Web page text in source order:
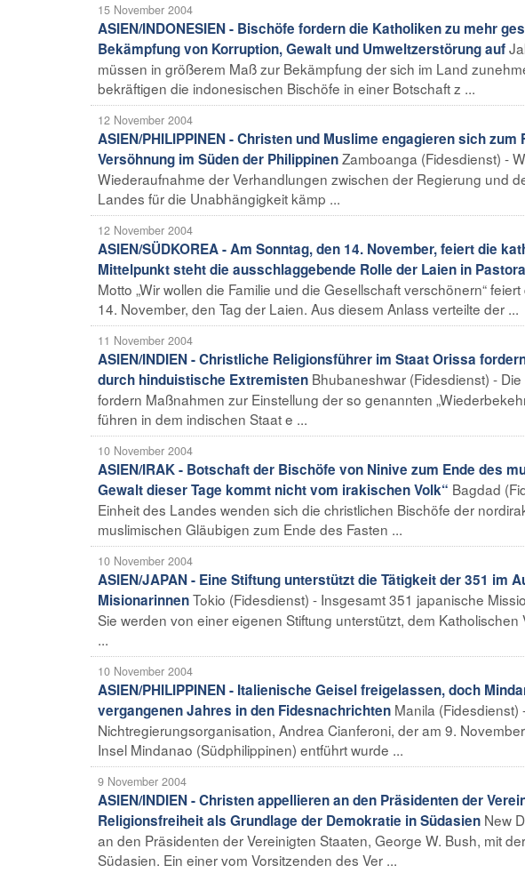
15 November 2004
ASIEN/INDONESIEN - Bischöfe fordern die Katholiken zu mehr
Bekämpfung von Korruption, Gewalt und Umweltzerstörung auf
müssen in größerem Maß zur Bekämpfung der sich im Land
bekräftigen die indonesischen Bischöfe in einer Botschaft z ...
12 November 2004
ASIEN/PHILIPPINEN - Christen und Muslime engagieren sich
Versöhnung im Süden der PhilippinenZamboanga (Fidesdienst) -
Wiederaufnahme der Verhandlungen zwischen der Regierung und
Landes für die Unabhängigkeit kämp ...
12 November 2004
ASIEN/SÜDKOREA - Am Sonntag, den 14. November, feiert die
Mittelpunkt steht die ausschlaggebende Rolle der Laien in
Motto „Wir wollen die Familie und die Gesellschaft verschönern“
14. November, den Tag der Laien. Aus diesem Anlass verteilte der ...
11 November 2004
ASIEN/INDIEN - Christliche Religionsführer im Staat Orissa
durch hinduistische Extremisten Bhubaneshwar (Fidesdienst) -
fordern Maßnahmen zur Einstellung der so genannten
führen in dem indischen Staat e ...
10 November 2004
ASIEN/IRAK - Botschaft der Bischöfe von Ninive zum Ende des
Gewalt dieser Tage kommt nicht vom irakischen Volk“ Bagdad
Einheit des Landes wenden sich die christlichen Bischöfe der
muslimischen Gläubigen zum Ende des Fasten ...
10 November 2004
ASIEN/JAPAN - Eine Stiftung unterstützt die Tätigkeit der 351 im
MisionarinnenTokio (Fidesdienst) - Insgesamt 351 japanische
Sie werden von einer eigenen Stiftung unterstützt, dem
...
10 November 2004
ASIEN/PHILIPPINEN - Italienische Geisel freigelassen, doch
vergangenen Jahres in den Fidesnachrichten Manila (Fidesdienst)
Nichtregierungsorganisation, Andrea Cianferoni, der am 9.
Insel Mindanao (Südphilippinen) entführt wurde ...
9 November 2004
ASIEN/INDIEN - Christen appellieren an den Präsidenten der
Religionsfreiheit als Grundlage der Demokratie in Südasien New
an den Präsidenten der Vereinigten Staaten, George W. Bush, mit
Südasien. Ein einer vom Vorsitzenden des Ver ...